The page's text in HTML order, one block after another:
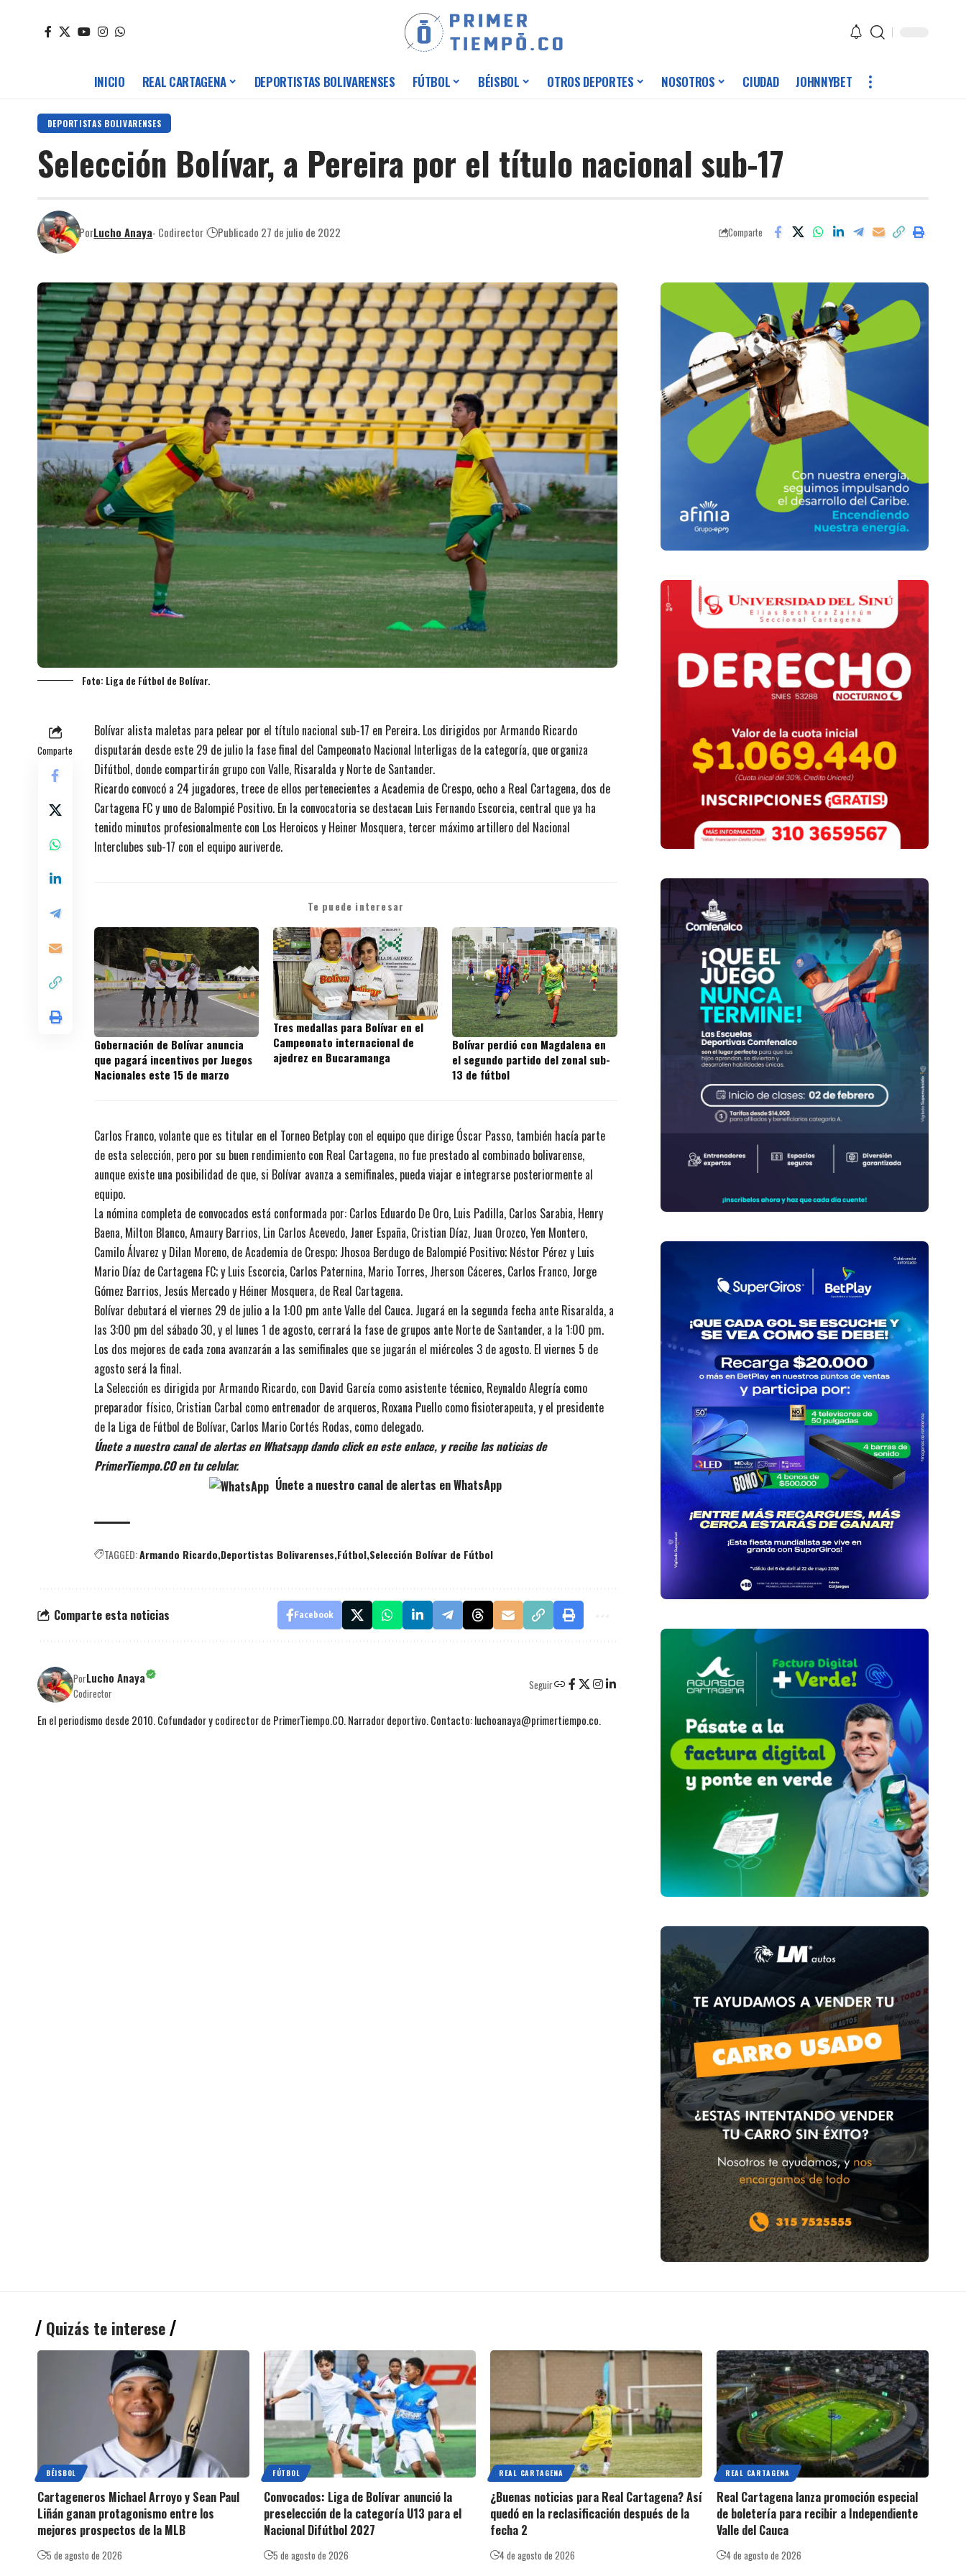
INICIO REAL CARTAGENA DEPORTISTAS BOLIVARENSES FÚTBOL BÉISBOL OTROS DEPORTES NOSOTROS CIUDAD JOHNNYBET
DEPORTISTAS BOLIVARENSES
Selección Bolívar, a Pereira por el título nacional sub-17
PorLucho Anaya- Codirector Publicado 27 de julio de 2022 Comparte
Foto: Liga de Fútbol de Bolívar.
Comparte
Bolívar alista maletas para pelear por el título nacional sub-17 en Pereira. Los dirigidos por Armando Ricardo
disputarán desde este 29 de julio la fase final del Campeonato Nacional Interligas de la categoría, que organiza
Difútbol, donde compartirán grupo con Valle, Risaralda y Norte de Santander.
Ricardo convocó a 24 jugadores, trece de ellos pertenecientes a Academia de Crespo, ocho a Real Cartagena, dos de
Cartagena FC y uno de Balompié Positivo. En la convocatoria se destacan Luis Fernando Escorcia, central que ya ha
tenido minutos profesionalmente con Los Heroicos y Heiner Mosquera, tercer máximo artillero del Nacional
Interclubes sub-17 con el equipo auriverde.
Te puede interesar
Gobernación de Bolívar anuncia
que pagará incentivos por Juegos
Nacionales este 15 de marzo
Tres medallas para Bolívar en el
Campeonato internacional de
ajedrez en Bucaramanga
Bolívar perdió con Magdalena en
el segundo partido del zonal sub-
13 de fútbol
Carlos Franco, volante que es titular en el Torneo Betplay con el equipo que dirige Óscar Passo, también hacía parte
de esta selección, pero por su buen rendimiento con Real Cartagena, no fue prestado al combinado bolivarense,
aunque existe una posibilidad de que, si Bolívar avanza a semifinales, pueda viajar e integrarse posteriormente al
equipo.
La nómina completa de convocados está conformada por: Carlos Eduardo De Oro, Luis Padilla, Carlos Sarabia, Henry
Baena, Milton Blanco, Amaury Barrios, Lin Carlos Acevedo, Janer España, Cristian Díaz, Juan Orozco, Yen Montero,
Camilo Álvarez y Dilan Moreno, de Academia de Crespo; Jhosoa Berdugo de Balompié Positivo; Néstor Pérez y Luis
Mario Díaz de Cartagena FC; y Luis Escorcia, Carlos Paternina, Mario Torres, Jherson Cáceres, Carlos Franco, Jorge
Gómez Barrios, Jesús Mercado y Héiner Mosquera, de Real Cartagena.
Bolívar debutará el viernes 29 de julio a la 1:00 pm ante Valle del Cauca. Jugará en la segunda fecha ante Risaralda, a
las 3:00 pm del sábado 30, y el lunes 1 de agosto, cerrará la fase de grupos ante Norte de Santander, a la 1:00 pm.
Los dos mejores de cada zona avanzarán a las semifinales que se jugarán el miércoles 3 de agosto. El viernes 5 de
agosto será la final.
La Selección es dirigida por Armando Ricardo, con David García como asistente técnico, Reynaldo Alegría como
preparador físico, Cristian Carbal como entrenador de arqueros, Roxana Puello como fisioterapeuta, y el presidente
de la Liga de Fútbol de Bolívar, Carlos Mario Cortés Rodas, como delegado.
Únete a nuestro canal de alertas en Whatsapp dando click en este enlace, y recibe las noticias de
PrimerTiempo.CO en tu celular.
Únete a nuestro canal de alertas en WhatsApp
TAGGED:Armando Ricardo Deportistas Bolivarenses Fútbol Selección Bolívar de Fútbol
Comparte esta noticias Facebook
PorLucho Anaya
Codirector
Seguir
En el periodismo desde 2010. Cofundador y codirector de PrimerTiempo.CO. Narrador deportivo. Contacto: luchoanaya@primertiempo.co.
Quizás te interese
BÉISBOL
Cartageneros Michael Arroyo y Sean Paul
Liñán ganan protagonismo entre los
mejores prospectos de la MLB
5 de agosto de 2026
FÚTBOL
Convocados: Liga de Bolívar anunció la
preselección de la categoría U13 para el
Nacional Difútbol 2027
5 de agosto de 2026
REAL CARTAGENA
¿Buenas noticias para Real Cartagena? Así
quedó en la reclasificación después de la
fecha 2
4 de agosto de 2026
REAL CARTAGENA
Real Cartagena lanza promoción especial
de boletería para recibir a Independiente
Valle del Cauca
4 de agosto de 2026